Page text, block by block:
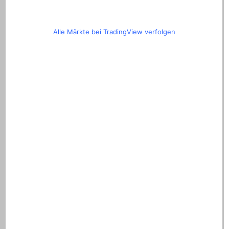
Alle Märkte bei TradingView verfolgen